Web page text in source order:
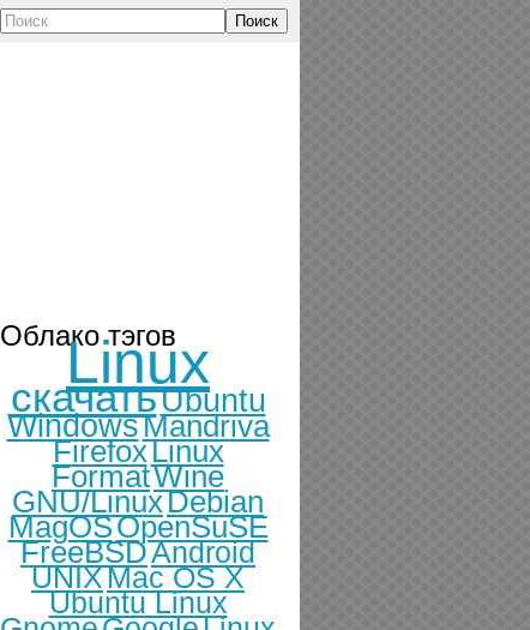
Поиск
Облако тэгов
Linux
скачатьUbuntu
WindowsMandriva
FirefoxLinux
FormatWine
GNU/LinuxDebian
MagOSOpenSuSE
FreeBSDAndroid
UNIXMac OS X
Ubuntu Linux